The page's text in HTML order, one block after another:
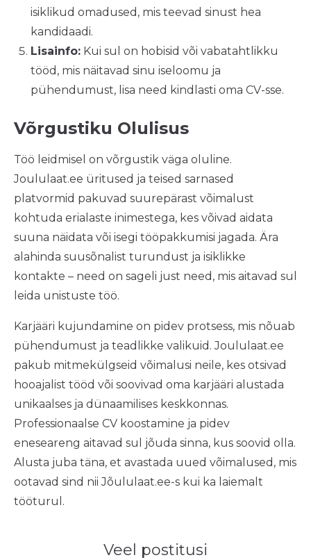
isiklikud omadused, mis teevad sinust hea
kandidaadi.
Lisainfo: Kui sul on hobisid või vabatahtlikku
tööd, mis näitavad sinu iseloomu ja
pühendumust, lisa need kindlasti oma CV-sse.
Võrgustiku Olulisus
Töö leidmisel on võrgustik väga oluline.
Joululaat.ee üritused ja teised sarnased
platvormid pakuvad suurepärast võimalust
kohtuda erialaste inimestega, kes võivad aidata
suuna näidata või isegi tööpakkumisi jagada. Ära
alahinda suusõnalist turundust ja isiklikke
kontakte – need on sageli just need, mis aitavad sul
leida unistuste töö.
Karjääri kujundamine on pidev protsess, mis nõuab
pühendumust ja teadlikke valikuid. Joululaat.ee
pakub mitmekülgseid võimalusi neile, kes otsivad
hooajalist tööd või soovivad oma karjääri alustada
unikaalses ja dünaamilises keskkonnas.
Professionaalse CV koostamine ja pidev
eneseareng aitavad sul jõuda sinna, kus soovid olla.
Alusta juba täna, et avastada uued võimalused, mis
ootavad sind nii Jõululaat.ee-s kui ka laiemalt
tööturul.
Veel postitusi